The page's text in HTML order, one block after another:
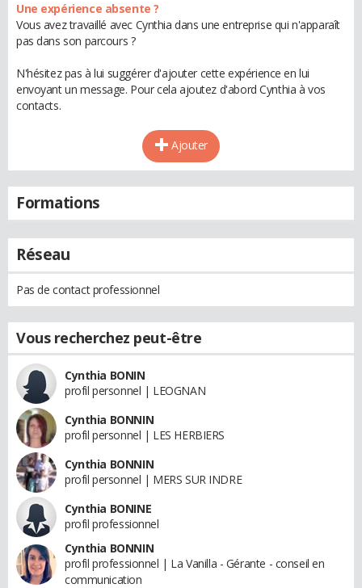
Une expérience absente ?
Vous avez travaillé avec Cynthia dans une entreprise qui n'apparaît
pas dans son parcours ?
N'hésitez pas à lui suggérer d'ajouter cette expérience en lui
envoyant un message. Pour cela ajoutez d'abord Cynthia à vos
contacts.
Ajouter
Formations
Réseau
Pas de contact professionnel
Vous recherchez peut-être
Cynthia BONIN
profil personnel | LEOGNAN
Cynthia BONNIN
profil personnel | LES HERBIERS
Cynthia BONNIN
profil personnel | MERS SUR INDRE
Cynthia BONINE
profil professionnel
Cynthia BONNIN
profil professionnel | La Vanilla - Gérante - conseil en
communication